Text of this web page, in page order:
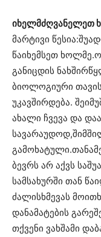
იხელმძღვანელეთ
მარტივი
წაიხემსეთ
განიცდის
ბიოლოგიური
უკავშირდება.
ახალი ჩვევა და
ბევრს არ აქვს
სამსახურში თან
ძალისხმევას
დანამატების
თქვენი ვახშამი